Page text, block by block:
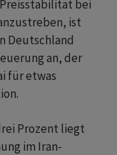
bei
ist
Deutschland
an, der
für etwas
Prozent liegt
im Iran-